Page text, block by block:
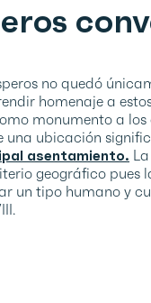
no quedó
homenaje a
monumento a los
ubicación
asentamiento.
geográfico pues
un tipo humano y